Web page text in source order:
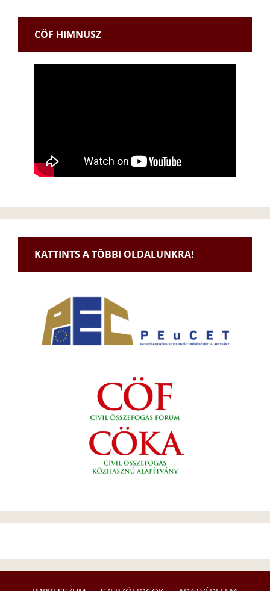
CÖF HIMNUSZ
KATTINTS A TÖBBI OLDALUNKRA!